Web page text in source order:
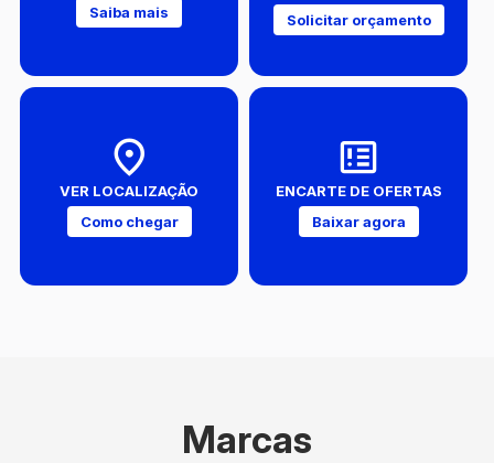
Saiba mais
Solicitar orçamento
VER LOCALIZAÇÃO
Como chegar
ENCARTE DE OFERTAS
Baixar agora
Marcas